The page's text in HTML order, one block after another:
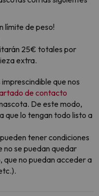
límite de peso!
25€ totales por
extra.
que nos
de contacto
De este modo,
que lo tengan todo listo a
tener condiciones
no se puedan quedar
no puedan acceder a